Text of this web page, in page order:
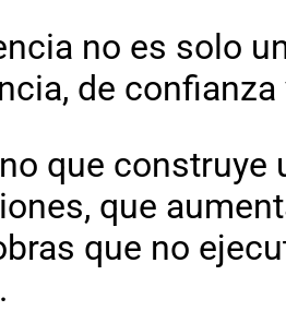
no es solo
de
que
que
que no